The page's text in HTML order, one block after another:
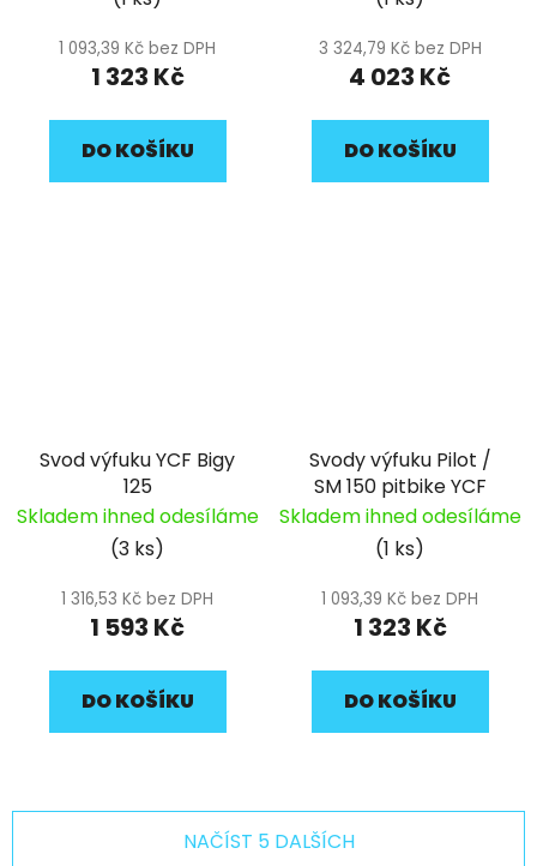
1 093,39 Kč bez DPH
1 323 Kč
DO KOŠÍKU
3 324,79 Kč bez DPH
4 023 Kč
DO KOŠÍKU
Svod výfuku YCF Bigy
125
Skladem ihned odesíláme
(3 ks)
1 316,53 Kč bez DPH
1 593 Kč
DO KOŠÍKU
Svody výfuku Pilot /
SM 150 pitbike YCF
Skladem ihned odesíláme
(1 ks)
1 093,39 Kč bez DPH
1 323 Kč
DO KOŠÍKU
NAČÍST 5 DALŠÍCH